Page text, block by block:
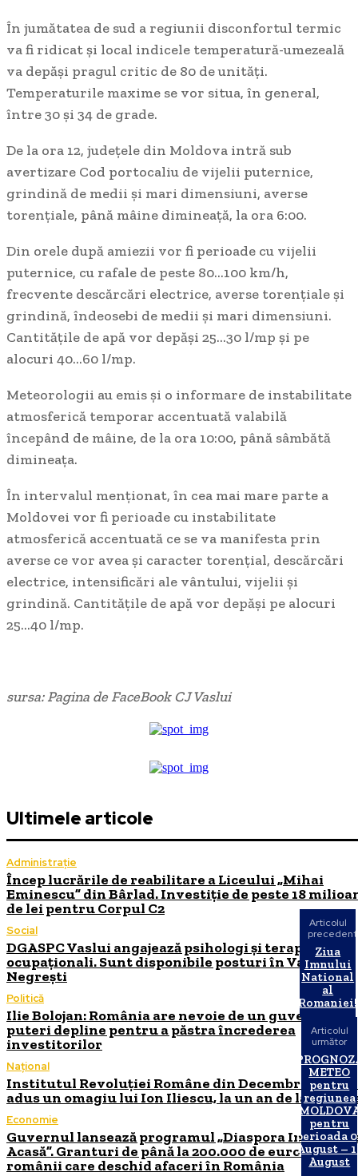
În jumătatea de sud a regiunii disconfortul termic
va fi ridicat și local indicele temperatură-umezeală
va depăși pragul critic de 80 de unități.
Temperaturile maxime se vor situa, în general,
între 30 și 34 de grade.
De la ora 12, județele din Moldova intră sub
avertizare Cod portocaliu de vijelii puternice,
grindină de medii și mari dimensiuni, averse
torențiale, până mâine dimineață, la ora 6:00.
Din orele după amiezii vor fi perioade cu vijelii
puternice, cu rafale de peste 80…100 km/h,
frecvente descărcări electrice, averse torențiale și
grindină, îndeosebi de medii și mari dimensiuni.
Cantitățile de apă vor depăși 25…30 l/mp și pe
alocuri 40…60 l/mp.
Meteorologii au emis și o informare de instabilitate
atmosferică temporar accentuată valabilă
începând de mâine, de la ora 10:00, până sâmbătă
dimineața.
În intervalul menționat, în cea mai mare parte a
Moldovei vor fi perioade cu instabilitate
atmosferică accentuată ce se va manifesta prin
averse ce vor avea și caracter torențial, descărcări
electrice, intensificări ale vântului, vijelii și
grindină. Cantitățile de apă vor depăși pe alocuri
25…40 l/mp.
sursa: Pagina de FaceBook CJ Vaslui
Ultimele articole
Administrație
Încep lucrările de reabilitare a Liceului „Mihai
Eminescu” din Bârlad. Investiție de peste 18
de lei pentru Corpul C2
Social
DGASPC Vaslui angajează psihologi și terapeuți
ocupaționali. Sunt disponibile posturi în Vaslui și
Negrești
Politică
Ilie Bolojan: România are nevoie de un guvern cu
puteri depline pentru a păstra încrederea
investitorilor
Național
Institutul Revoluției Române din Decembrie 1989
adus un omagiu lui Ion Iliescu, la un an de la
Economie
Guvernul lansează programul „Diaspora
Acasă”. Granturi de până la 200.000 de euro pentru
românii care deschid afaceri în România
Articolul
precedent
Ziua
Imnului
National
al
Romaniei!
Articolul
următor
METEO
pentru
regiunea
pentru
perioada
August –
August